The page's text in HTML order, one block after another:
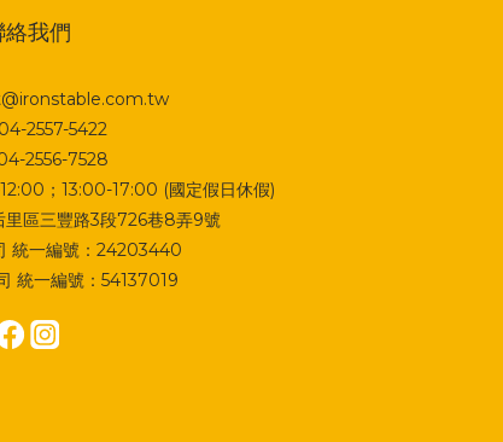
絡我們
2557-5422
2556-7528
；13:00-17:00 (國定假日休假)
里區三豐路3段726巷8弄9號
統一編號：24203440
統一編號：54137019